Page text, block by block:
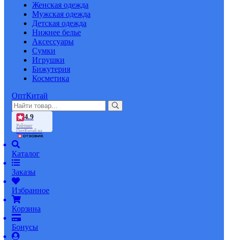
Женская одежда
Мужская одежда
Детская одежда
Нижнее белье
Аксессуары
Сумки
Игрушки
Бижутерия
Косметика
ОптКитай
4.9
Рейтинг
ОптКитай на
Каталог
Заказы
Избранное
Корзина
Бонусы